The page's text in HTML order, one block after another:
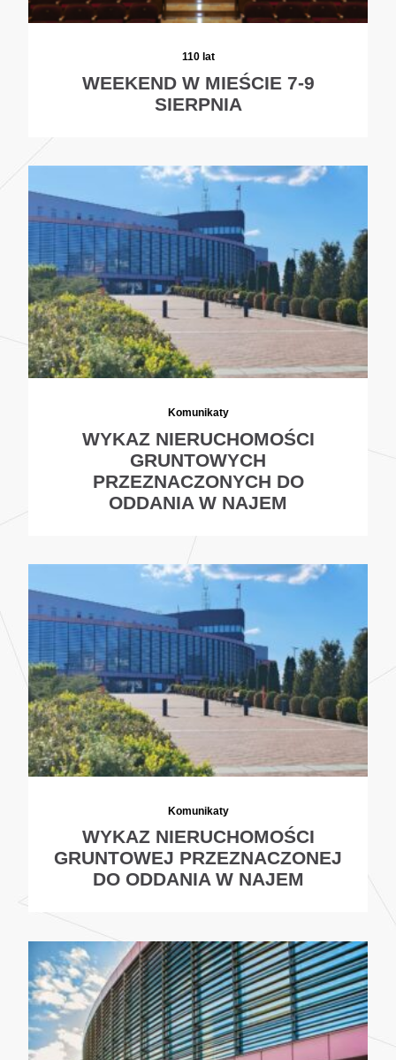
110 lat
WEEKEND W MIEŚCIE 7-9
SIERPNIA
Komunikaty
WYKAZ NIERUCHOMOŚCI
GRUNTOWYCH
PRZEZNACZONYCH DO
ODDANIA W NAJEM
Komunikaty
WYKAZ NIERUCHOMOŚCI
GRUNTOWEJ PRZEZNACZONEJ
DO ODDANIA W NAJEM